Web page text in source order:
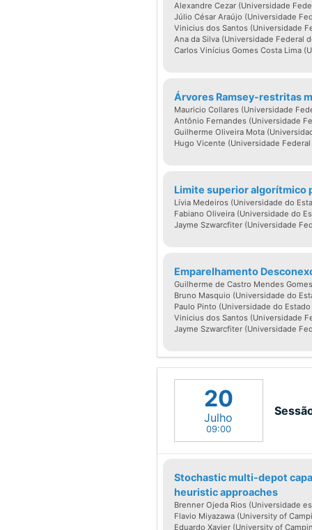
Sobre Jayme Luiz
CV: Possui
e doutorado em
Newcastle Upon
University of
Cambridge,
posições de
Titular do
Pesquisador do
Pesquisador
UERJ. Recebeu
Álvaro Alberto do
Massarani de
Leloir do Ministerio
Argentina; os graus
do Mérito Científico,
Brasileira de
Computacional. Foi
Matemática
atualmente são
exterior. Foi membro
Alexandre Cezar (Universidade
Júlio César Araújo (Universidade
Vinicius dos Santos (Universidade
Ana da Silva (Universidade Federal
Carlos Vinícius Gomes Costa Lima
Árvores Ramsey-restritas
Mauricio Collares (Universidade
Antônio Fernandes (Universidade
Guilherme Oliveira Mota
Hugo Vicente (Universidade Federal
Limite superior algorítmico
Lívia Medeiros (Universidade do
Fabiano Oliveira (Universidade do
Jayme Szwarcfiter (Universidade
Emparelhamento
Guilherme de Castro Mendes
Bruno Masquio (Universidade do
Paulo Pinto (Universidade do
Vinicius dos Santos (Universidade
Jayme Szwarcfiter (Universidade
20
Julho
09:00
Stochastic multi-depot
heuristic approaches
Brenner Ojeda Rios (Universidade
Flavio Miyazawa (University of
Eduardo Xavier (University of